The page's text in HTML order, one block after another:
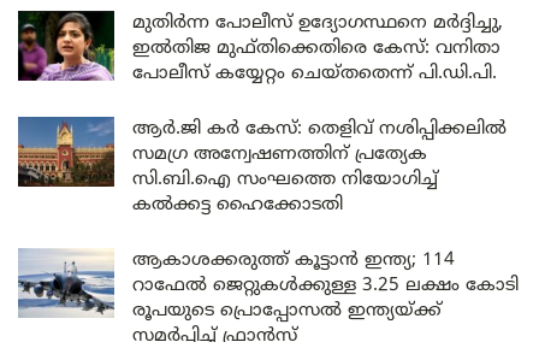
മുതിർന്ന പോലീസ് ഉദ്യോഗസ്ഥനെ മർദ്ദിച്ചു,
ഇൽതിജ മുഫ്തിക്കെതിരെ കേസ്: വനിതാ
പോലീസ് കയ്യേറ്റം ചെയ്തതെന്ന് പി.ഡി.പി.
ആർ.ജി കർ കേസ്: തെളിവ് നശിപ്പിക്കലിൽ
സമഗ്ര അന്വേഷണത്തിന് പ്രത്യേക
സി.ബി.ഐ സംഘത്തെ നിയോഗിച്ച്
കൽക്കട്ട ഹൈക്കോടതി
ആകാശക്കരുത്ത് കൂട്ടാൻ ഇന്ത്യ; 114
റാഫേൽ ജെറ്റുകൾക്കുള്ള 3.25 ലക്ഷം കോടി
രൂപയുടെ പ്രൊപ്പോസൽ ഇന്ത്യയ്ക്ക്
സമർപ്പിച്ച് ഫ്രാൻസ്